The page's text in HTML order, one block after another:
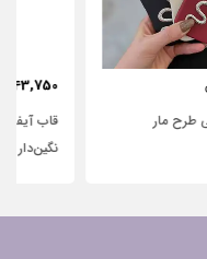
443,750
قاب آیفون شفاف با پاپیون سفید و